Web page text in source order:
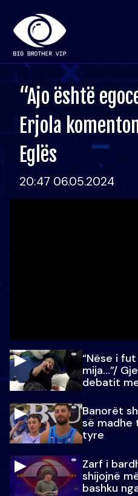
“Ajo është
Erjola
Eglës
20:47 06.05.2024
“Nëse i
mija…”/
debatit
Banorët
së madhe
tyre
Zarf i
shijojnë
bashku